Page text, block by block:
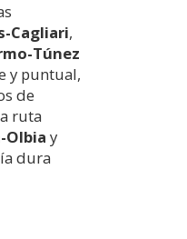
Cagliari,
Túnez
y puntual,
de
ruta
Olbia y
dura